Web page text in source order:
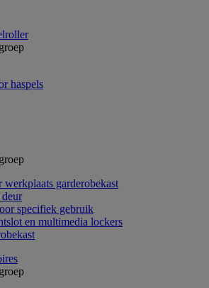
haspels
werkplaats garderobekast
specifiek gebruik
en multimedia lockers